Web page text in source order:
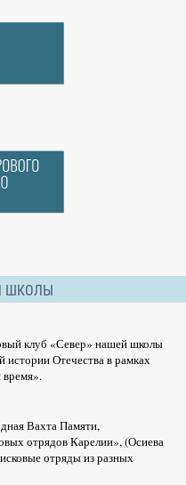
ШКОЛЫ
клуб «Север» нашей школы
истории Отечества в рамках
время».
Вахта Памяти,
отрядов Карелии», (Осиева
отряды из разных